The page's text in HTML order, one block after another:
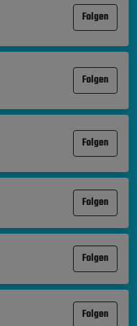
Folgen
Folgen
Folgen
Folgen
Folgen
Folgen